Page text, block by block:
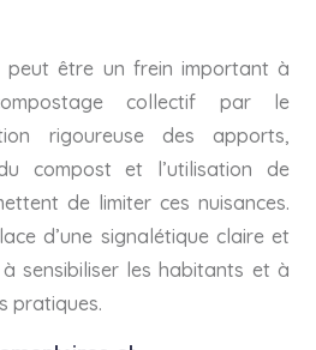
peut être un frein important à
collectif par le
rigoureuse des apports,
compost et l’utilisation de
de limiter ces nuisances.
d’une signalétique claire et
sensibiliser les habitants et à
pratiques.